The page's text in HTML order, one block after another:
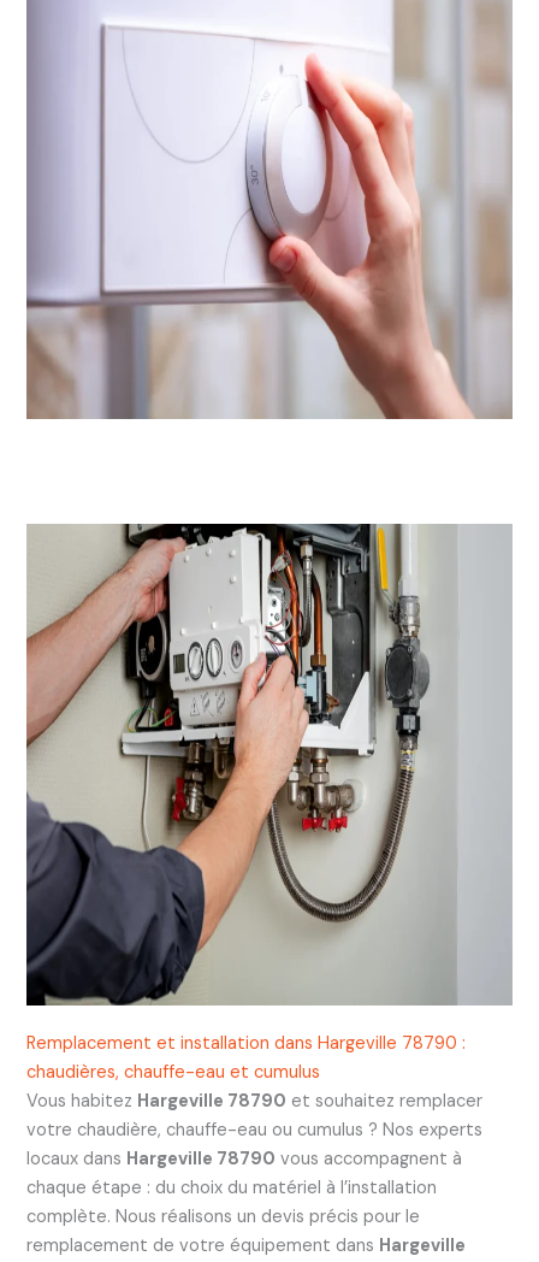
Remplacement et installation dans Hargeville 78790 :
chaudières, chauffe-eau et cumulus
Vous habitez Hargeville 78790 et souhaitez remplacer
votre chaudière, chauffe-eau ou cumulus ? Nos experts
locaux dans Hargeville 78790 vous accompagnent à
chaque étape : du choix du matériel à l’installation
complète. Nous réalisons un devis précis pour le
remplacement de votre équipement dans Hargeville